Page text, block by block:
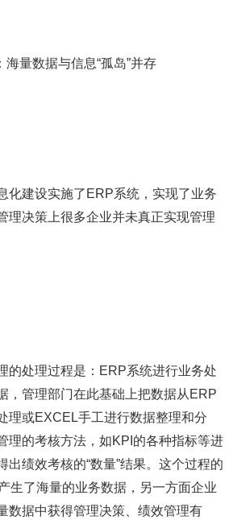
量数据与信息“孤岛”并存
建设实施了ERP系统，实现了业务
理决策上很多企业并未真正实现管理
处理过程是：ERP系统进行业务处
，管理部门在此基础上把数据从ERP
理或EXCEL手工进行数据整理和分
理的考核方法，如KPI的各种指标等进
出绩效考核的“数量”结果。这个过程的
生了海量的业务数据，另一方面企业
数据中获得管理决策、绩效管理有